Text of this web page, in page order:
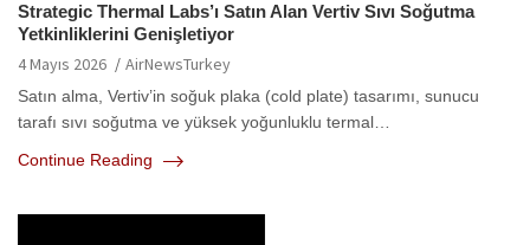
Strategic Thermal Labs’ı Satın Alan Vertiv Sıvı Soğutma
Yetkinliklerini Genişletiyor
4 Mayıs 2026 AirNewsTurkey
Satın alma, Vertiv’in soğuk plaka (cold plate) tasarımı, sunucu
tarafı sıvı soğutma ve yüksek yoğunluklu termal…
Continue Reading